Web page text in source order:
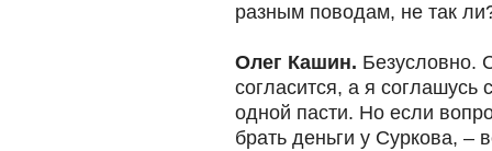
разным поводам, не так
Олег Кашин. Безусловно.
согласится, а я соглашусь
одной пасти. Но если
брать деньги у Суркова, –